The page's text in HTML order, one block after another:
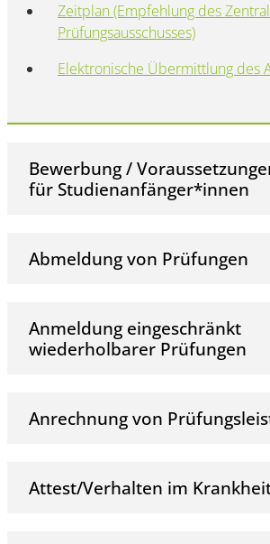
Zeitplan (Empfehlung des
Prüfungsausschusses)
Elektronische Übermittlung des
Bewerbung /
für Studienanfänger*innen
Abmeldung von Prüfungen
Anmeldung eingeschränkt
wiederholbarer Prüfungen
Anrechnung von
Attest/Verhalten im